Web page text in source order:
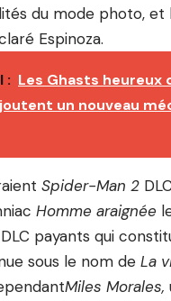
du mode photo, et
Espinoza.
: Les Ghasts heureux
un nouveau
Spider-Man 2
Homme araignée
payants qui
sous le nom de La
Miles Morales,